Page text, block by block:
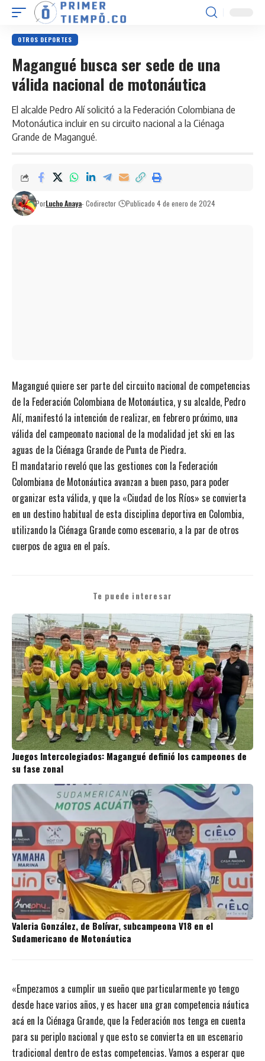
OTROS DEPORTES
Magangué busca ser sede de una
válida nacional de motonáutica
El alcalde Pedro Alí solicitó a la Federación Colombiana de
Motonáutica incluir en su circuito nacional a la Ciénaga
Grande de Magangué.
PorLucho Anaya- Codirector Publicado 4 de enero de 2024
Magangué quiere ser parte del circuito nacional de competencias
de la Federación Colombiana de Motonáutica, y su alcalde, Pedro
Alí, manifestó la intención de realizar, en febrero próximo, una
válida del campeonato nacional de la modalidad jet ski en las
aguas de la Ciénaga Grande de Punta de Piedra.
El mandatario reveló que las gestiones con la Federación
Colombiana de Motonáutica avanzan a buen paso, para poder
organizar esta válida, y que la «Ciudad de los Ríos» se convierta
en un destino habitual de esta disciplina deportiva en Colombia,
utilizando la Ciénaga Grande como escenario, a la par de otros
cuerpos de agua en el país.
Te puede interesar
Juegos Intercolegiados: Magangué definió los campeones de
su fase zonal
Valeria González, de Bolívar, subcampeona V18 en el
Sudamericano de Motonáutica
«Empezamos a cumplir un sueño que particularmente yo tengo
desde hace varios años, y es hacer una gran competencia náutica
acá en la Ciénaga Grande, que la Federación nos tenga en cuenta
para su periplo nacional y que esto se convierta en un escenario
tradicional dentro de estas competencias. Vamos a esperar que